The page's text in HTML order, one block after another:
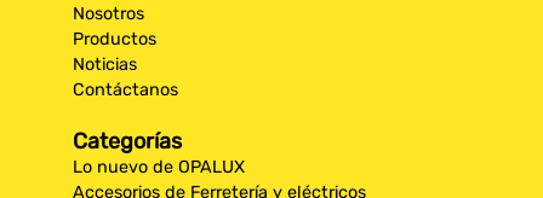
Nosotros
Productos
Noticias
Contáctanos
Categorías
Lo nuevo de OPALUX
Accesorios de Ferretería y eléctricos